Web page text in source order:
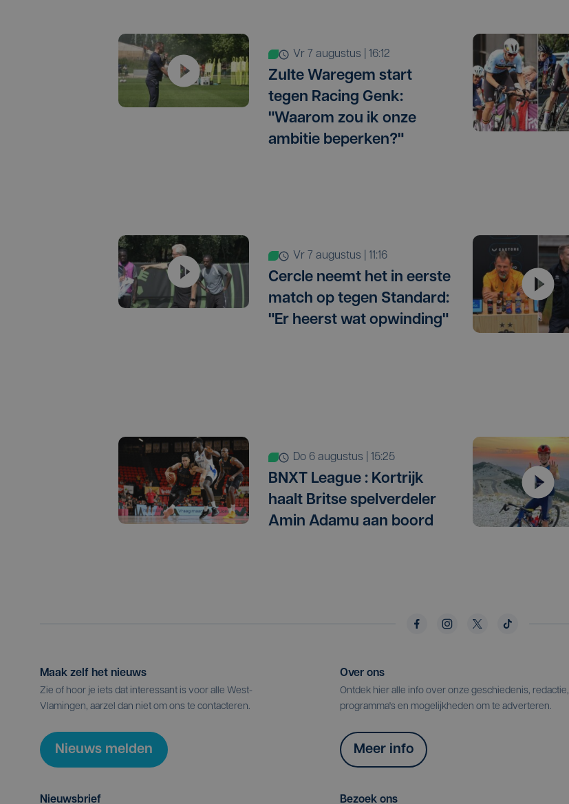
vr 7 augustus | 16:12
Zulte Waregem start
tegen Racing Genk:
"Waarom zou ik onze
ambitie beperken?"
vr 7 augustus | 11:16
Cercle neemt het in eerste
match op tegen Standard:
"Er heerst wat opwinding"
do 6 augustus | 15:25
BNXT League : Kortrijk
haalt Britse spelverdeler
Amin Adamu aan boord
Maak zelf het nieuws
Zie of hoor je iets dat interessant is voor alle West-
Vlamingen, aarzel dan niet om ons te contacteren.
Nieuws melden
Over ons
Ontdek hier alle info over onze geschiedenis, redactie,
programma's en mogelijkheden om te adverteren.
Meer info
Nieuwsbrief Bezoek ons